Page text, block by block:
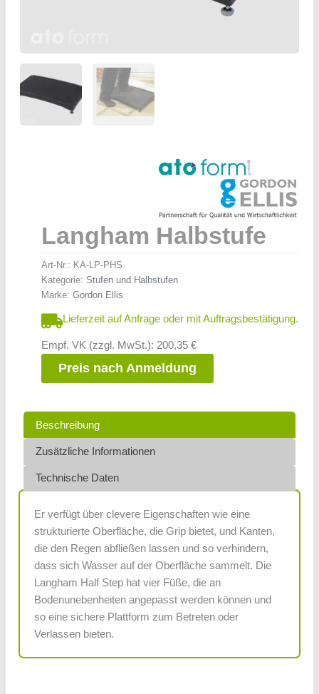
Langham Halbstufe
Art-Nr.: KA-LP-PHS
Kategorie: Stufen und Halbstufen
Marke: Gordon Ellis
Lieferzeit auf Anfrage oder mit Auftragsbestätigung.
Empf. VK (zzgl. MwSt.): 200,35 €
Preis nach Anmeldung
Beschreibung
Zusätzliche Informationen
Technische Daten
Er verfügt über clevere Eigenschaften wie eine
strukturierte Oberfläche, die Grip bietet, und Kanten,
die den Regen abfließen lassen und so verhindern,
dass sich Wasser auf der Oberfläche sammelt. Die
Langham Half Step hat vier Füße, die an
Bodenunebenheiten angepasst werden können und
so eine sichere Plattform zum Betreten oder
Verlassen bieten.